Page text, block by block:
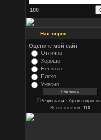
100
Наш опрос
Оцените мой сайт
Отлично
Хорошо
Неплохо
Плохо
Ужасно
[ Результаты · Архив опросов
Всего ответов: 110